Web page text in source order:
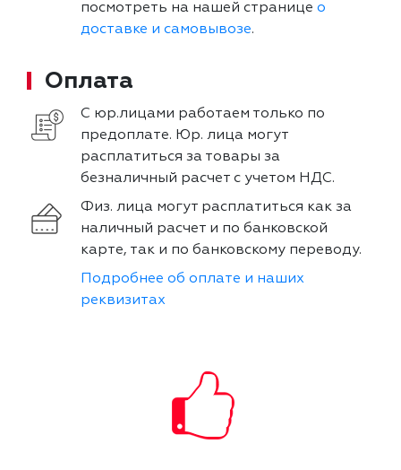
посмотреть на нашей странице о
доставке и самовывозе.
Оплата
С юр.лицами работаем только по
предоплате. Юр. лица могут
расплатиться за товары за
безналичный расчет с учетом НДС.
Физ. лица могут расплатиться как за
наличный расчет и по банковской
карте, так и по банковскому переводу.
Подробнее об оплате и наших
реквизитах